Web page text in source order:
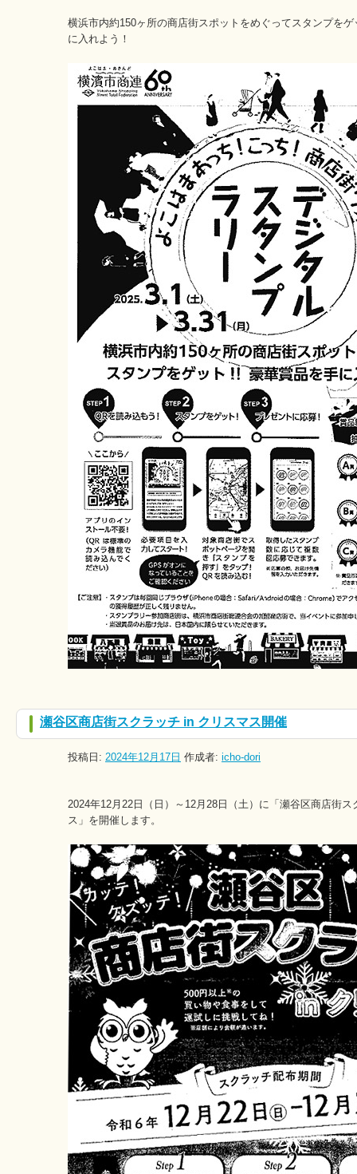
横浜市内約150ヶ所の商店街スポットをめぐってスタンプを
に入れよう！
瀬谷区商店街スクラッチ in クリスマス開催
投稿日: 2024年12月17日 作成者: icho-dori
2024年12月22日（日）～12月28日（土）に「瀬谷区商店街
ス」を開催します。